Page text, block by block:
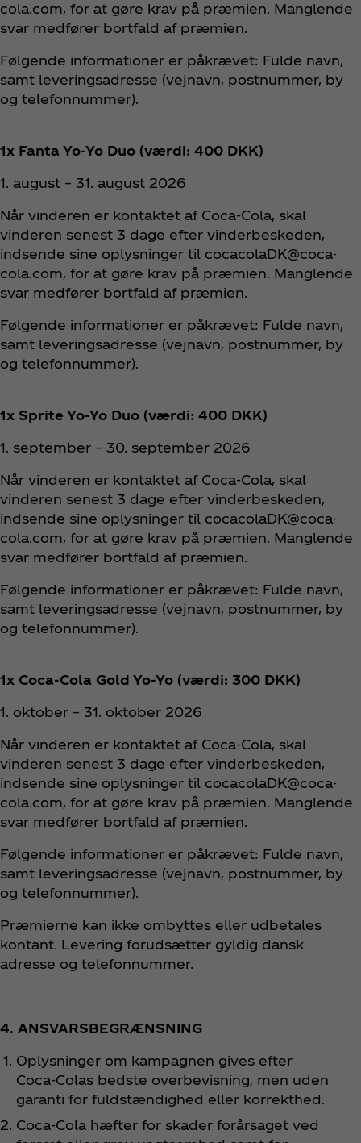
cola.com, for at gøre krav på præmien. Manglende
svar medfører bortfald af præmien.
Følgende informationer er påkrævet: Fulde navn,
samt leveringsadresse (vejnavn, postnummer, by
og telefonnummer).
1x Fanta Yo‑Yo Duo (værdi: 400 DKK)
1. august – 31. august 2026
Når vinderen er kontaktet af Coca‑Cola, skal
vinderen senest 3 dage efter vinderbeskeden,
indsende sine oplysninger til cocacolaDK@coca-
cola.com, for at gøre krav på præmien. Manglende
svar medfører bortfald af præmien.
Følgende informationer er påkrævet: Fulde navn,
samt leveringsadresse (vejnavn, postnummer, by
og telefonnummer).
1x Sprite Yo‑Yo Duo (værdi: 400 DKK)
1. september – 30. september 2026
Når vinderen er kontaktet af Coca‑Cola, skal
vinderen senest 3 dage efter vinderbeskeden,
indsende sine oplysninger til cocacolaDK@coca-
cola.com, for at gøre krav på præmien. Manglende
svar medfører bortfald af præmien.
Følgende informationer er påkrævet: Fulde navn,
samt leveringsadresse (vejnavn, postnummer, by
og telefonnummer).
1x Coca‑Cola Gold Yo‑Yo (værdi: 300 DKK)
1. oktober – 31. oktober 2026
Når vinderen er kontaktet af Coca‑Cola, skal
vinderen senest 3 dage efter vinderbeskeden,
indsende sine oplysninger til cocacolaDK@coca-
cola.com, for at gøre krav på præmien. Manglende
svar medfører bortfald af præmien.
Følgende informationer er påkrævet: Fulde navn,
samt leveringsadresse (vejnavn, postnummer, by
og telefonnummer).
Præmierne kan ikke ombyttes eller udbetales
kontant. Levering forudsætter gyldig dansk
adresse og telefonnummer.
4. ANSVARSBEGRÆNSNING
Oplysninger om kampagnen gives efter
Coca‑Colas bedste overbevisning, men uden
garanti for fuldstændighed eller korrekthed.
Coca‑Cola hæfter for skader forårsaget ved